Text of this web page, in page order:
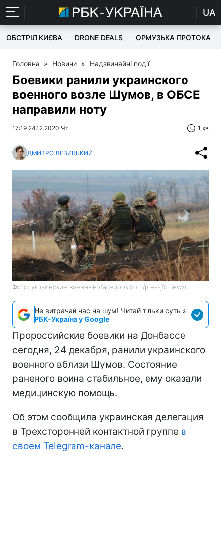
UA
ОБСТРІЛ КИЄВА DRONE DEALS ОРМУЗЬКА ПРОТОКА
Головна » Новини » Надзвичайні події
Боевики ранили украинского
военного возле Шумов, в ОБСЕ
направили ноту
17:19 24.12.2020 Чт 1 хв
ДМИТРО ЛЕВИЦЬКИЙ
Фото: украинские военные (facebook.com/pressjfo.news)
Не витрачай час на шум! Читай тільки суть з
РБК-Україна у Google
Пророссийские боевики на Донбассе
сегодня, 24 декабря, ранили украинского
военного вблизи Шумов. Состояние
раненого воина стабильное, ему оказали
медицинскую помощь.
Об этом сообщила украинская делегация
в Трехсторонней контактной группе в
своем Telegram-канале.